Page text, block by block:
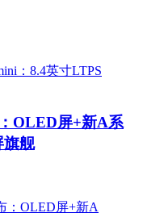
OLED屏+新A系
旗舰